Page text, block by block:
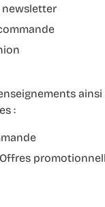
newsletter
: